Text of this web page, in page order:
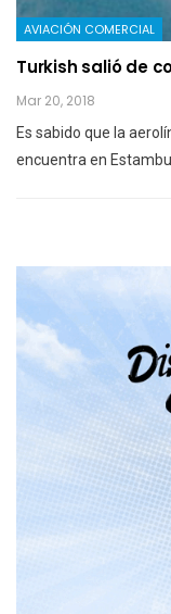
AVIACIÓN COMERCIAL
Turkish salió de
Mar 20, 2018
Es sabido que la
encuentra en